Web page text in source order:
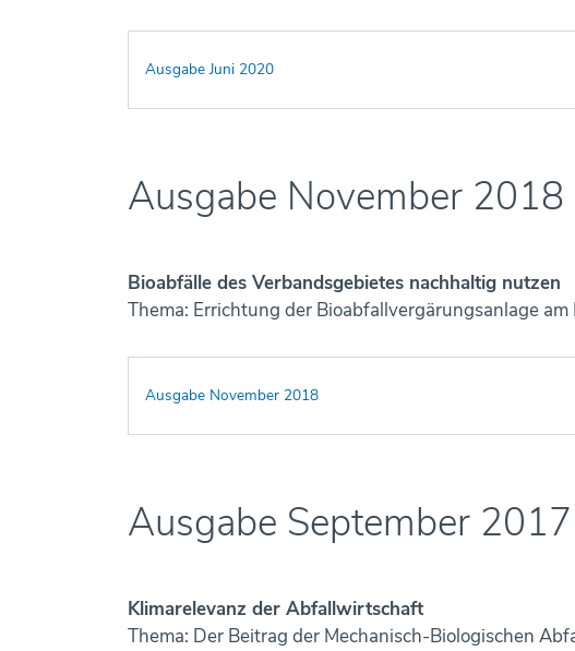
Ausgabe Juni 2020
Ausgabe November 2018
Bioabfälle des Verbandsgebietes nachhaltig nutzen
Thema: Errichtung der Bioabfallvergärungsanlage
Ausgabe November 2018
Ausgabe September 2017
Klimarelevanz der Abfallwirtschaft
Thema: Der Beitrag der Mechanisch-Biologischen